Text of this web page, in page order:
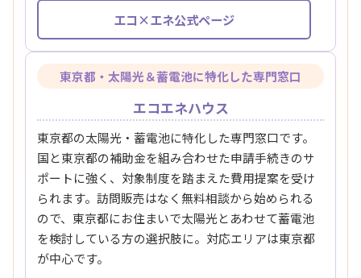
エコ×エネ公式ページ
東京都・太陽光＆蓄電池に特化した専門窓口
エコエネハウス
東京都の太陽光・蓄電池に特化した専門窓口です。
国と東京都の補助金を組み合わせた申請手続きのサ
ポートに強く、対象制度を踏まえた費用提案を受け
られます。訪問販売はなく無料相談から始められる
ので、東京都にお住まいで太陽光とあわせて蓄電池
を検討している方の選択肢に。対応エリアは東京都
が中心です。